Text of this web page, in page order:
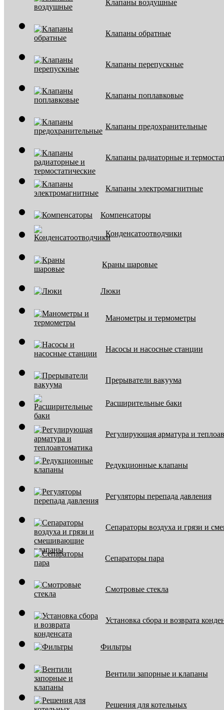
Клапаны воздушные
Клапаны обратные
Клапаны перепускные
Клапаны поплавковые
Клапаны предохранительные
Клапаны радиаторные и
Клапаны электромагнитные
Компенсаторы
Конденсатоотводчики
Краны шаровые
Люки
Манометры и термометры
Насосы и насосные станции
Прерыватели вакуума
Расширительные баки
Регулирующая арматура и
Редукционные клапаны
Регуляторы перепада давления
Сепараторы воздуха и грязи и
Сепараторы пара
Смотровые стекла
Установка сбора и возврата
Фильтры
Вентили запорные и клапаны
Решения для котельных